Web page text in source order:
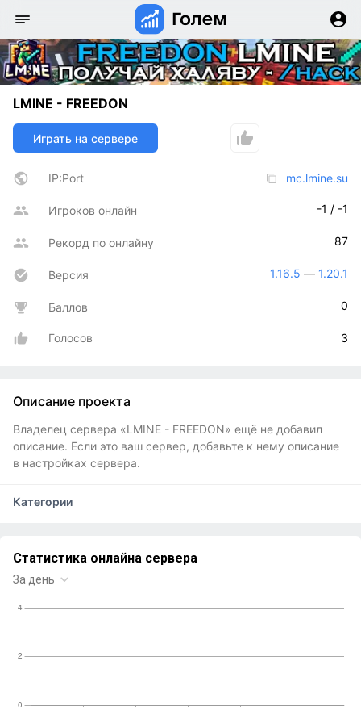
LMINE - FREEDON
Играть на сервере
IP:Port mc.lmine.su
Игроков онлайн -1 / -1
Рекорд по онлайну 87
Версия 1.16.5 — 1.20.1
Баллов 0
Голосов 3
Описание проекта
Владелец сервера «LMINE - FREEDON» ещё не добавил
описание. Если это ваш сервер, добавьте к нему описание
в настройках сервера.
Категории